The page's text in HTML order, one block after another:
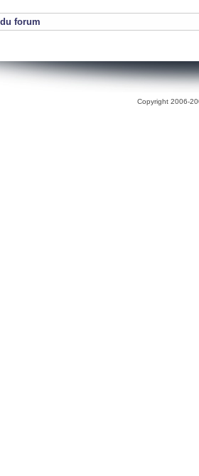
forum
Copyright 2006-